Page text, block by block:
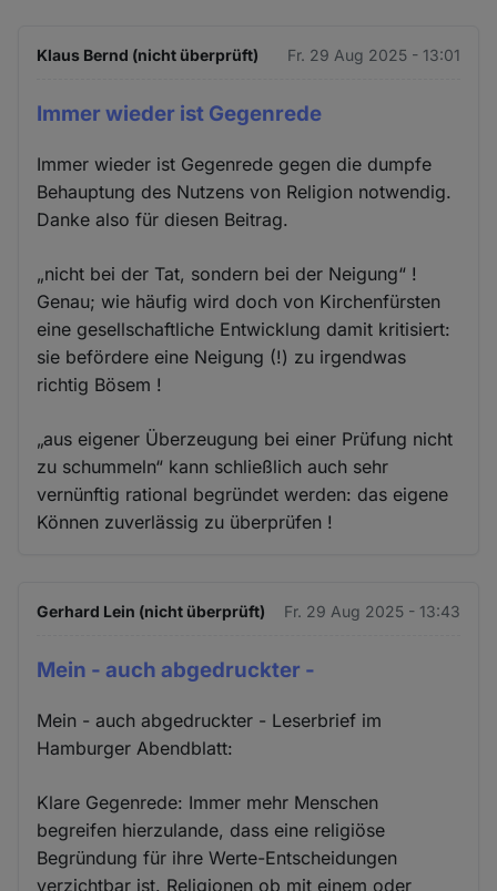
Klaus Bernd (nicht überprüft) Fr. 29 Aug 2025 - 13:01
Immer wieder ist Gegenrede
Immer wieder ist Gegenrede gegen die dumpfe
Behauptung des Nutzens von Religion notwendig.
Danke also für diesen Beitrag.
„nicht bei der Tat, sondern bei der Neigung“ !
Genau; wie häufig wird doch von Kirchenfürsten
eine gesellschaftliche Entwicklung damit kritisiert:
sie befördere eine Neigung (!) zu irgendwas
richtig Bösem !
„aus eigener Überzeugung bei einer Prüfung nicht
zu schummeln“ kann schließlich auch sehr
vernünftig rational begründet werden: das eigene
Können zuverlässig zu überprüfen !
Gerhard Lein (nicht überprüft) Fr. 29 Aug 2025 - 13:43
Mein - auch abgedruckter -
Mein - auch abgedruckter - Leserbrief im
Hamburger Abendblatt:
Klare Gegenrede: Immer mehr Menschen
begreifen hierzulande, dass eine religiöse
Begründung für ihre Werte-Entscheidungen
verzichtbar ist. Religionen ob mit einem oder